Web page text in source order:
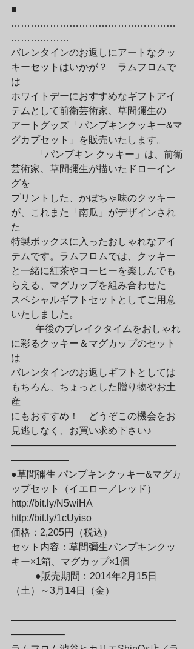
■
……………………………………………
………………
バレンタインのお返しにアートなクッ
キーセットはいかが？　ラムフロムで
は
ホワイトデーにおすすめなギフトアイ
テムとして前衛芸術家、草間彌生の
アートグッズ「パンプキンクッキー&マ
グカプセット」を販売いたします。
芸術家、草間彌生が描いたドローイン
グを
プリントした、かぼちゃ味のクッキー
が、これまた「南瓜」がデザインされ
た
特製ボックスに入ったおしゃれなアイ
テムです。ラムフロムでは、クッキー
と一緒に紅茶やコーヒーを楽しんでも
らえる、マグカップを組み合わせた
スペシャルギフトセットとしてご用意
いたしました。
に彩るクッキー＆マグカップのセット
は
バレンタインのお返しギフトとしては
もちろん、ちょっとした贈り物やお土
産
にもおすすめ！　どうぞこの機会をお
見逃しなく、お買い求め下さい♪
—————————————————
——————
●草間彌生 パンプキンクッキー&マグカ
ップセット（イエロー／レッド）
http://bit.ly/N5wiHA
http://bit.ly/1cUyiso
価格：2,205円（税込）
セット内容：草間彌生パンプキンクッ
キー×1箱、マグカップ×1個
（土）～3月14日（金）
—————————————————
—————–